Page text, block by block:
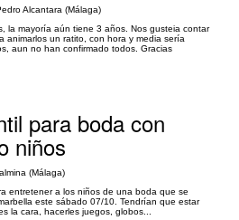
Alcantara (Málaga)
la mayoría aún tiene 3 años. Nos gusteia contar
animarlos un ratito, con hora y media sería
aun no han confirmado todos. Gracias
para boda con
niños
(Málaga)
entretener a los niños de una boda que se
este sábado 07/10. Tendrían que estar
la cara, hacerles juegos, globos...